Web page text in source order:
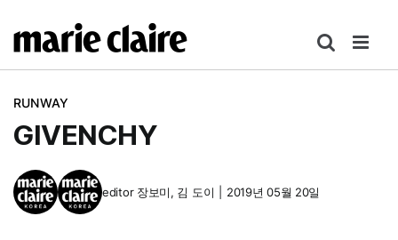
텐
RUNWAY
GIVENCHY
editor 장보미, 김 도이 2019년 05월 20일